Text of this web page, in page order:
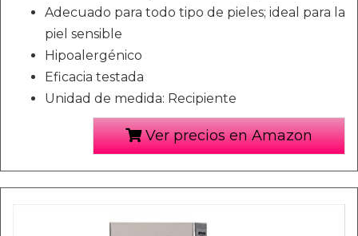
Adecuado para todo tipo de pieles; ideal para la
piel sensible
Hipoalergénico
Eficacia testada
Unidad de medida: Recipiente
Ver precios en Amazon